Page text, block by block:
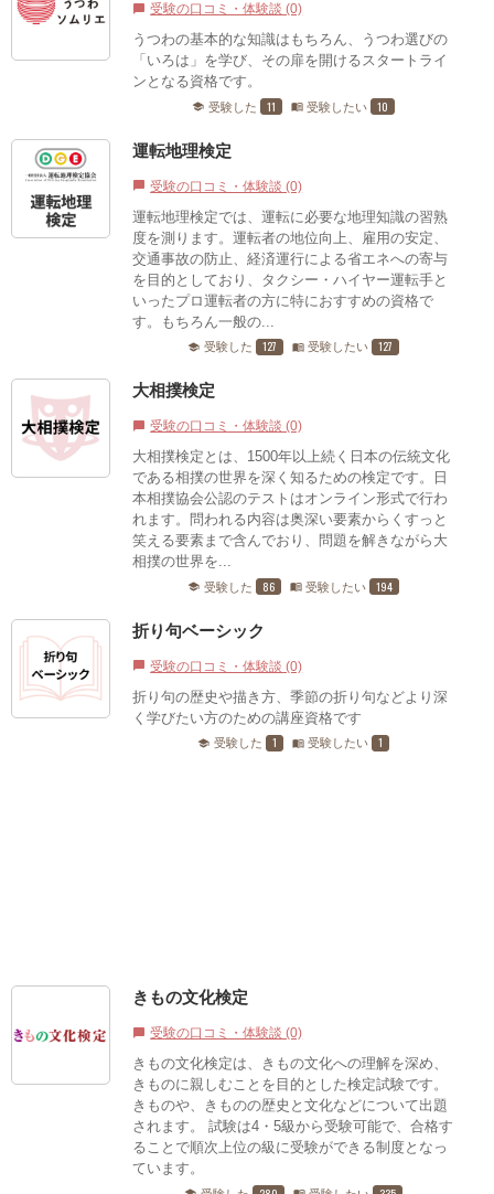
chat_bubble 受験の口コミ・体験談 (0)
うつわの基本的な知識はもちろん、うつわ選びの
「いろは」を学び、その扉を開けるスタートライ
ンとなる資格です。
school 受験した 11 menu_book 受験したい 10
運転地理検定
chat_bubble 受験の口コミ・体験談 (0)
運転地理検定では、運転に必要な地理知識の習熟
度を測ります。運転者の地位向上、雇用の安定、
交通事故の防止、経済運行による省エネへの寄与
を目的としており、タクシー・ハイヤー運転手と
いったプロ運転者の方に特におすすめの資格で
す。もちろん一般の...
school 受験した 127 menu_book 受験したい 127
大相撲検定
chat_bubble 受験の口コミ・体験談 (0)
大相撲検定とは、1500年以上続く日本の伝統文化
である相撲の世界を深く知るための検定です。日
本相撲協会公認のテストはオンライン形式で行わ
れます。問われる内容は奥深い要素からくすっと
笑える要素まで含んでおり、問題を解きながら大
相撲の世界を...
school 受験した 86 menu_book 受験したい 194
折り句ベーシック
chat_bubble 受験の口コミ・体験談 (0)
折り句の歴史や描き方、季節の折り句などより深
く学びたい方のための講座資格です
school 受験した 1 menu_book 受験したい 1
きもの文化検定
chat_bubble 受験の口コミ・体験談 (0)
きもの文化検定は、きもの文化への理解を深め、
きものに親しむことを目的とした検定試験です。
きものや、きものの歴史と文化などについて出題
されます。 試験は4・5級から受験可能で、合格す
ることで順次上位の級に受験ができる制度となっ
ています。